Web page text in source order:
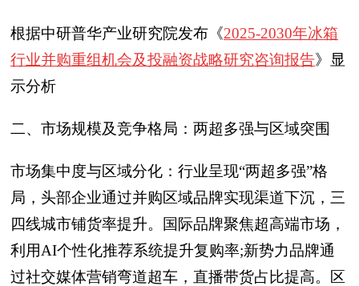
根据中研普华产业研究院发布《2025-2030年冰箱
行业并购重组机会及投融资战略研究咨询报告》显
示分析
二、市场规模及竞争格局：两超多强与区域突围
市场集中度与区域分化：行业呈现“两超多强”格
局，头部企业通过并购区域品牌实现渠道下沉，三
四线城市铺货率提升。国际品牌聚焦超高端市场，
利用AI个性化推荐系统提升复购率;新势力品牌通
过社交媒体营销弯道超车，直播带货占比提高。区